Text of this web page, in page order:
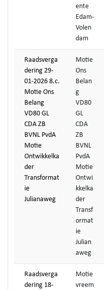
ente
Edam-
Volen
dam
Raadsverga
dering 29-
01-2026 8.c.
Motie Ons
Belang
VD80 GL
CDA ZB
BVNL PvdA
Motie
Ontwikkelka
der
Transformat
ie
Julianaweg
Motie
Ons
Belan
g
VD80
GL
CDA
ZB
BVNL
PvdA
Motie
Ontwi
kkelka
der
Transf
ormat
ie
Julian
aweg
Raadsverga
dering 18-
Motie
vreem